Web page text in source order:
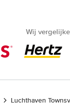
Wij
Luchthaven